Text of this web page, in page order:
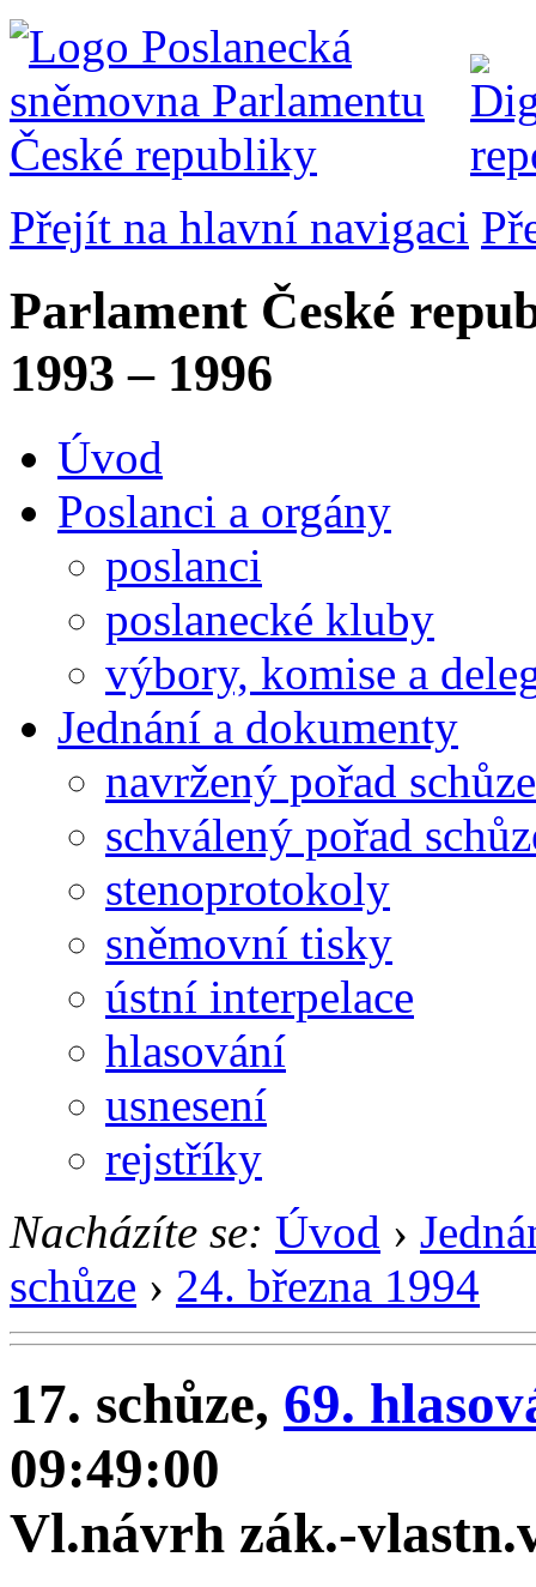
Přejít na hlavní navigaci
Parlament České
1993 – 1996
Úvod
Poslanci a orgány
poslanci
poslanecké kluby
výbory, komise a
Jednání a dokumenty
navržený pořad schůze
schválený pořad
stenoprotokoly
sněmovní tisky
ústní interpelace
hlasování
usnesení
rejstříky
Nacházíte se: Úvod ›
schůze › 24. března 1994
17. schůze, 69.
09:49:00
Vl.návrh zák.-